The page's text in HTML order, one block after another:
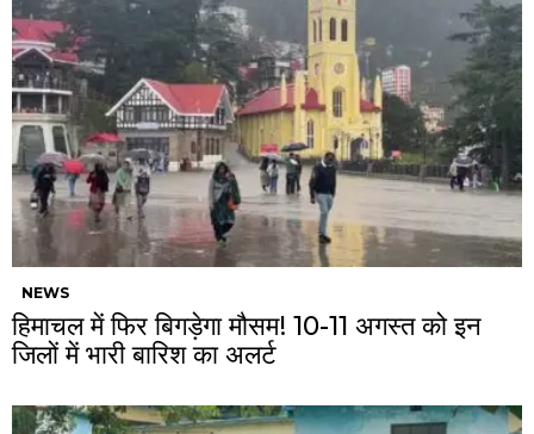
NEWS
हिमाचल में फिर बिगड़ेगा मौसम! 10-11 अगस्त को इन
जिलों में भारी बारिश का अलर्ट